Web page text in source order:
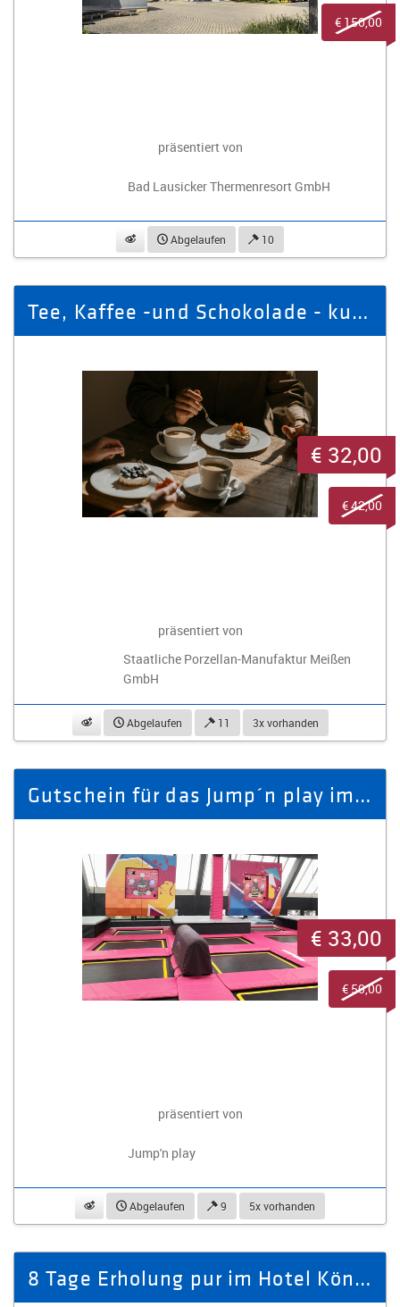
präsentiert von
Bad Lausicker Thermenresort GmbH
beobachtenAbgelaufen 10
€ 150,00
Tee, Kaffee -und Schokolade - kulinarische Auszeit für eine Person
präsentiert von
Staatliche Porzellan-Manufaktur Meißen
GmbH
beobachtenAbgelaufen 11 3x vorhanden
€ 32,00
€ 42,00
Gutschein für das Jump´n play im Wert von 50,- €
präsentiert von
Jump'n play
beobachtenAbgelaufen 9 5x vorhanden
€ 33,00
€ 50,00
8 Tage Erholung pur im Hotel König Albert, Deluxe-Zimmer für 2 Pers.